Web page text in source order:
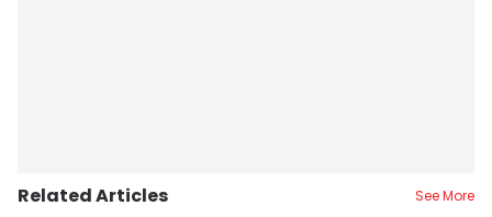
Related Articles See More